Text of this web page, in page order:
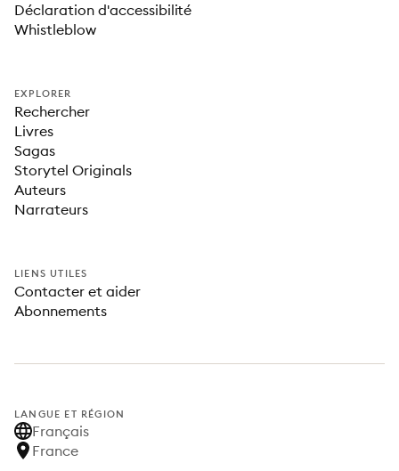
Déclaration d'accessibilité
Whistleblow
EXPLORER
Rechercher
Livres
Sagas
Storytel Originals
Auteurs
Narrateurs
LIENS UTILES
Contacter et aider
Abonnements
LANGUE ET RÉGION
Français
France